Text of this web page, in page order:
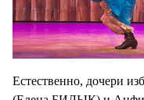
Естественно, дочери